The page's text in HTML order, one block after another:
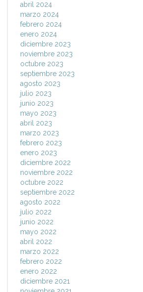
abril 2024
marzo 2024
febrero 2024
enero 2024
diciembre 2023
noviembre 2023
octubre 2023
septiembre 2023
agosto 2023
julio 2023
junio 2023
mayo 2023
abril 2023
marzo 2023
febrero 2023
enero 2023
diciembre 2022
noviembre 2022
octubre 2022
septiembre 2022
agosto 2022
julio 2022
junio 2022
mayo 2022
abril 2022
marzo 2022
febrero 2022
enero 2022
diciembre 2021